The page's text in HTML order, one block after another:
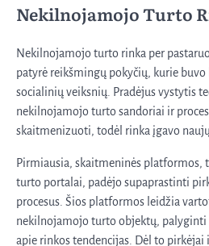
Nekilnojamojo Turto
Nekilnojamojo turto rinka per
patyrė reikšmingų pokyčių, kurie
socialinių veiksnių. Pradėjus vystytis
nekilnojamojo turto sandoriai ir
skaitmenizuoti, todėl rinka įgavo
Pirmiausia, skaitmeninės platformos,
turto portalai, padėjo supaprastinti
procesus. Šios platformos leidžia
nekilnojamojo turto objektų, palyginti
apie rinkos tendencijas. Dėl to